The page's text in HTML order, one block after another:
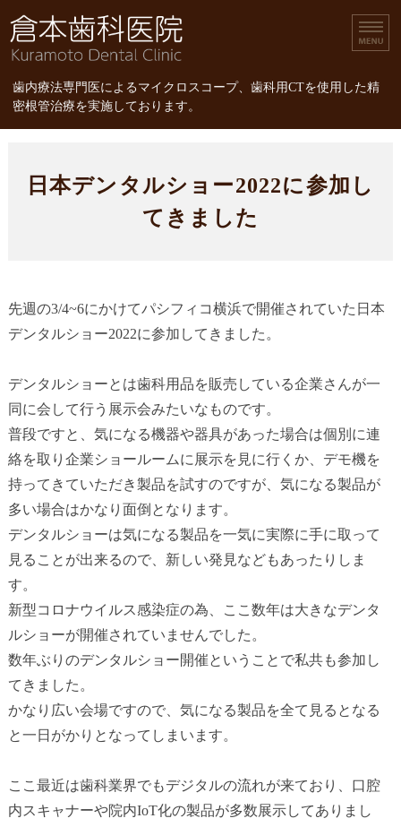
倉本歯科医院｜歯内療
歯内療法専門医によるマイクロスコープ、歯科用CTを使用した精
密根管治療を実施しております。
診療内容
精密根管治療の治療費
日本デンタルショー2022に参加し
てきました
先週の3/4~6にかけてパシフィコ横浜で開催されていた日本
デンタルショー2022に参加してきました。
デンタルショーとは歯科用品を販売している企業さんが一
同に会して行う展示会みたいなものです。
普段ですと、気になる機器や器具があった場合は個別に連
絡を取り企業ショールームに展示を見に行くか、デモ機を
持ってきていただき製品を試すのですが、気になる製品が
多い場合はかなり面倒となります。
デンタルショーは気になる製品を一気に実際に手に取って
見ることが出来るので、新しい発見などもあったりしま
す。
新型コロナウイルス感染症の為、ここ数年は大きなデンタ
ルショーが開催されていませんでした。
数年ぶりのデンタルショー開催ということで私共も参加し
てきました。
かなり広い会場ですので、気になる製品を全て見るとなる
と一日がかりとなってしまいます。
ここ最近は歯科業界でもデジタルの流れが来ており、口腔
内スキャナーや院内IoT化の製品が多数展示してありまし